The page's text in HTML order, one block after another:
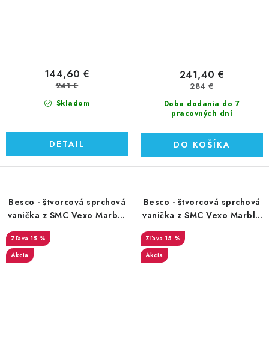
Skladom
144,60 €
241 €
DETAIL
Doba dodania do 7
pracovných dní
241,40 €
284 €
DO KOŠÍKA
Besco - štvorcová sprchová
vanička z SMC Vexo Marble
90x90x3 cm (VM-90-90-K)
15 %
Akcia
Besco - štvorcová sprchová
vanička z SMC Vexo Marble
čierny mramor 80x80x3 cm
(VMB-80-80-K)
15 %
Akcia